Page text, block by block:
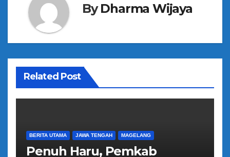
p
o
s
ByDharma Wijaya
Related Post
BERITA UTAMA JAWA TENGAH MAGELANG
Penuh Haru, Pemkab